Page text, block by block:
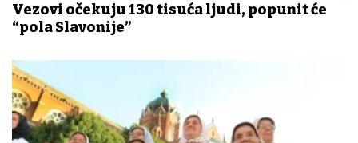
Vezovi očekuju 130 tisuća ljudi, popunit će
“pola Slavonije”